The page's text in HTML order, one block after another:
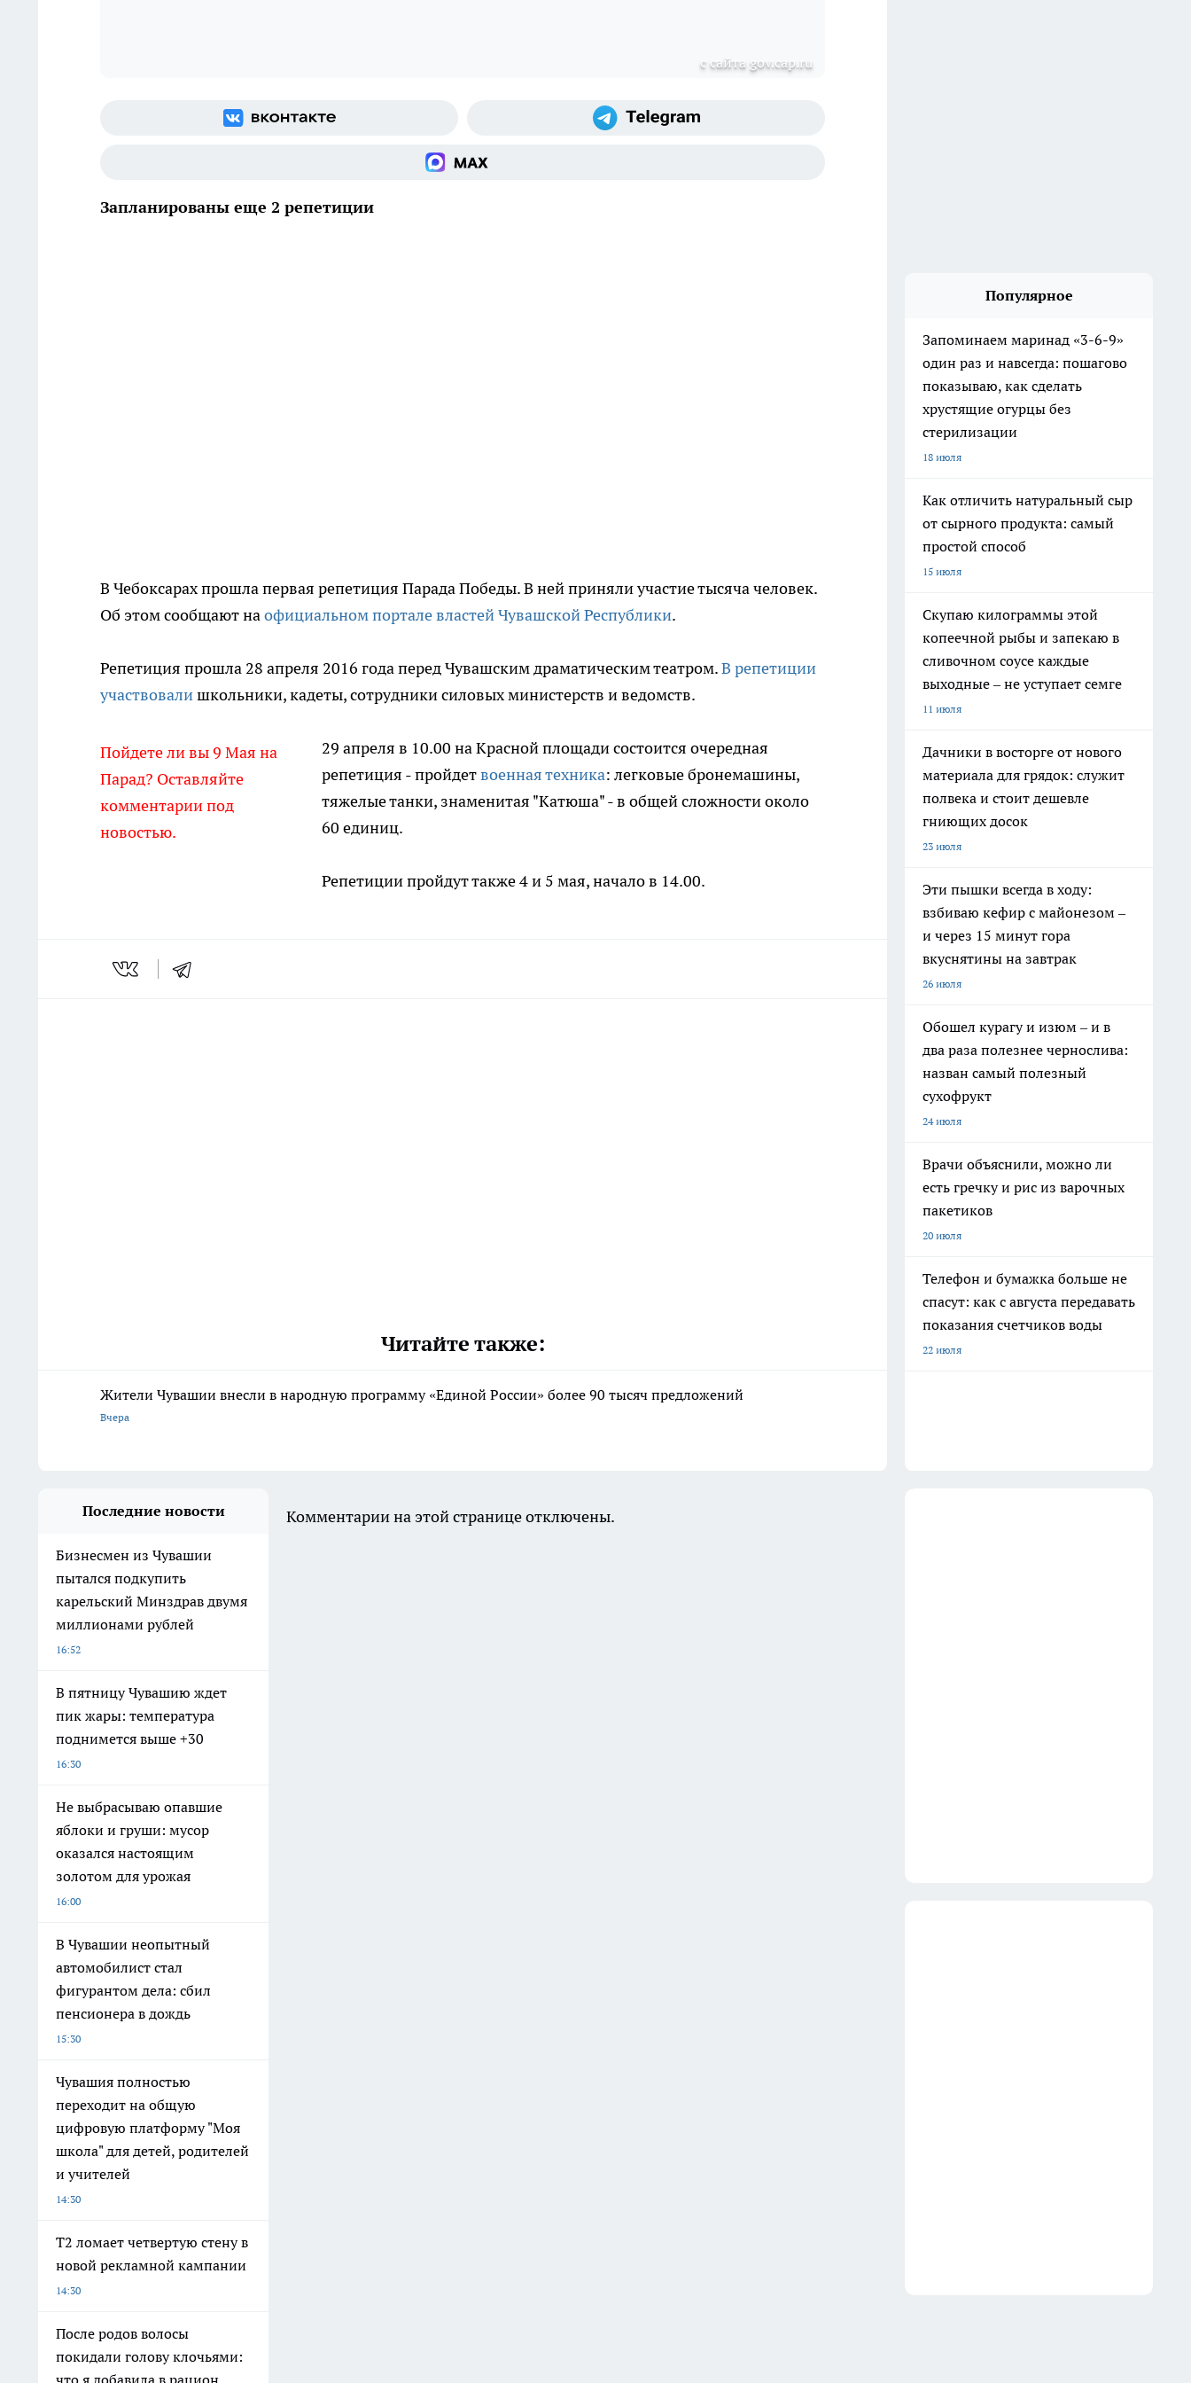
с сайта gov.cap.ru
Запланированы еще 2 репетиции
В Чебоксарах прошла первая репетиция Парада Победы. В ней приняли участие тысяча человек.
Об этом сообщают наофициальном портале властей Чувашской Республики.
Репетиция прошла 28 апреля 2016 года перед Чувашским драматическим театром.В репетиции
участвовалишкольники, кадеты, сотрудники силовых министерств и ведомств.
Пойдете ли вы 9 Мая на
Парад? Оставляйте
комментарии под
новостью.
29 апреля в 10.00 на Красной площади состоится очередная
репетиция - пройдетвоенная техника: легковые бронемашины,
тяжелые танки, знаменитая "Катюша" - в общей сложности около
60 единиц.
Репетиции пройдут также 4 и 5 мая, начало в 14.00.
Читайте также:
Жители Чувашии внесли в народную программу «Единой России» более 90 тысяч предложений
Вчера
Популярное
Запоминаем маринад «3-6-9»
один раз и навсегда: пошагово
показываю, как сделать
хрустящие огурцы без
стерилизации
18 июля
Как отличить натуральный сыр
от сырного продукта: самый
простой способ
15 июля
Скупаю килограммы этой
копеечной рыбы и запекаю в
сливочном соусе каждые
выходные – не уступает семге
11 июля
Дачники в восторге от нового
материала для грядок: служит
полвека и стоит дешевле
гниющих досок
23 июля
Эти пышки всегда в ходу:
взбиваю кефир с майонезом –
и через 15 минут гора
вкуснятины на завтрак
26 июля
Обошел курагу и изюм – и в
два раза полезнее чернослива:
назван самый полезный
сухофрукт
24 июля
Врачи объяснили, можно ли
есть гречку и рис из варочных
пакетиков
20 июля
Телефон и бумажка больше не
спасут: как с августа передавать
показания счетчиков воды
22 июля
Последние новости
Бизнесмен из Чувашии
пытался подкупить
карельский Минздрав двумя
миллионами рублей
16:52
В пятницу Чувашию ждет
пик жары: температура
поднимется выше +30
16:30
Не выбрасываю опавшие
яблоки и груши: мусор
оказался настоящим
золотом для урожая
16:00
В Чувашии неопытный
автомобилист стал
фигурантом дела: сбил
пенсионера в дождь
15:30
Чувашия полностью
переходит на общую
цифровую платформу "Моя
школа" для детей, родителей
и учителей
14:30
Т2 ломает четвертую стену в
новой рекламной кампании
14:30
После родов волосы
покидали голову клочьями:
Комментарии на этой странице отключены.